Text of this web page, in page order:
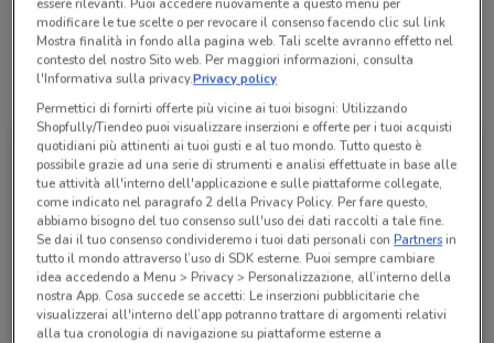
0966 447411
Tutte le promozioni di questo negozio
modificare le tue scelte o per revocare il consenso facendo clic sul link
Mostra finalità in fondo alla pagina web. Tali scelte avranno effetto nel
contesto del nostro Sito web. Per maggiori informazioni, consulta
l'Informativa sulla privacy.Privacy policy
Permettici di fornirti offerte più vicine ai tuoi bisogni: Utilizzando
Shopfully/Tiendeo puoi visualizzare inserzioni e offerte per i tuoi acquisti
quotidiani più attinenti ai tuoi gusti e al tuo mondo. Tutto questo è
possibile grazie ad una serie di strumenti e analisi effettuate in base alle
tue attività all'interno dell'applicazione e sulle piattaforme collegate,
come indicato nel paragrafo 2 della Privacy Policy. Per fare questo,
abbiamo bisogno del tuo consenso sull'uso dei dati raccolti a tale fine.
Se dai il tuo consenso condivideremo i tuoi dati personali conPartnersin
tutto il mondo attraverso l’uso di SDK esterne. Puoi sempre cambiare
idea accedendo a Menu > Privacy > Personalizzazione, all’interno della
nostra App. Cosa succede se accetti: Le inserzioni pubblicitarie che
visualizzerai all'interno dell’app potranno trattare di argomenti relativi
alla tua cronologia di navigazione su piattaforme esterne a